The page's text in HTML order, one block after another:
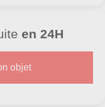
en 24H
objet